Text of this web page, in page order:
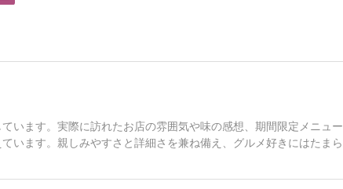
います。実際に訪れたお店の雰囲気や味の感想、期間限定メニュー
います。親しみやすさと詳細さを兼ね備え、グルメ好きにはたまら